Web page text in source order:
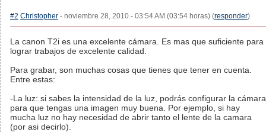
#2 Christopher - noviembre 28, 2010 - 03:54 AM (03:54 horas) (responder)
La canon T2i es una excelente cámara. Es mas que suficiente para
lograr trabajos de excelente calidad.
Para grabar, son muchas cosas que tienes que tener en cuenta.
Entre estas:
-La luz: si sabes la intensidad de la luz, podrás configurar la cámara
para que tengas una imagen muy buena. Por ejemplo, si hay
mucha luz no hay necesidad de abrir tanto el lente de la camara
(por asi decirlo).